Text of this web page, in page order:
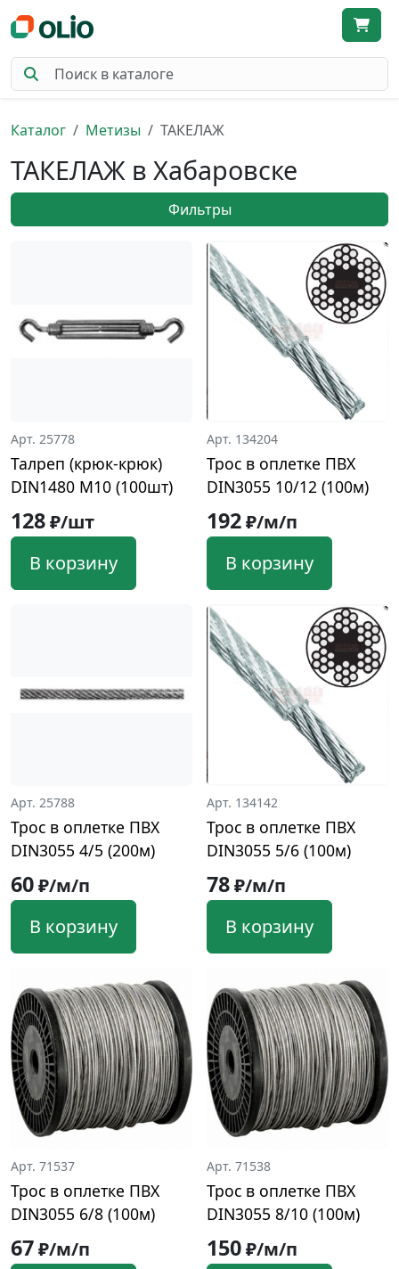
Каталог Метизы ТАКЕЛАЖ
ТАКЕЛАЖ в Хабаровске
Фильтры
Арт. 25778
Талреп (крюк-крюк)
DIN1480 М10 (100шт)
128₽/шт
В корзину
Арт. 134204
Трос в оплетке ПВХ
DIN3055 10/12 (100м)
192₽/м/п
В корзину
Арт. 25788
Трос в оплетке ПВХ
DIN3055 4/5 (200м)
60₽/м/п
В корзину
Арт. 134142
Трос в оплетке ПВХ
DIN3055 5/6 (100м)
78₽/м/п
В корзину
Арт. 71537
Трос в оплетке ПВХ
DIN3055 6/8 (100м)
67₽/м/п
Арт. 71538
Трос в оплетке ПВХ
DIN3055 8/10 (100м)
150₽/м/п